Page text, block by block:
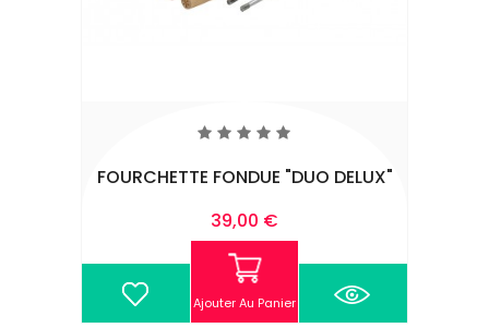
FOURCHETTE FONDUE "DUO DELUX"
Prix
39,00 €
Ajouter Au Panier